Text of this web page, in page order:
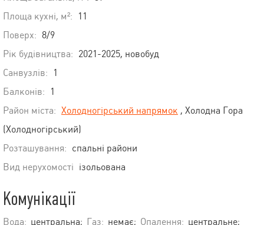
Площа кухні, м²:
11
Поверх: 8/9
Рік будівництва: 2021-2025, новобуд
Санвузлів:
1
Балконів:
1
Район міста: Холодногірський напрямок , Холодна Гора
(Холодногірський)
Розташування: спальні райони
Вид нерухомості ізольована
Комунікації
Вода: центральна; Газ: немає; Опалення: центральне;